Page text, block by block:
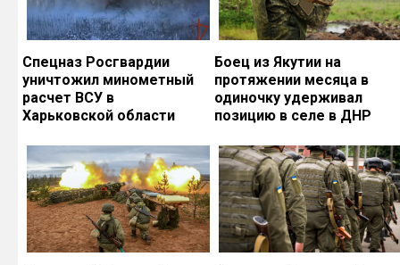
Спецназ Росгвардии
уничтожил минометный
расчет ВСУ в
Харьковской области
Боец из Якутии на
протяжении месяца в
одиночку удерживал
позицию в селе в ДНР